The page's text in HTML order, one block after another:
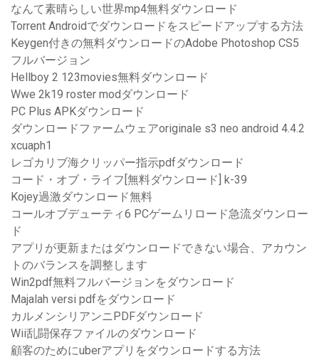
なんて素晴らしい世界mp4無料ダウンロード
Torrent Androidでダウンロードをスピードアップする方法
Keygen付きの無料ダウンロードのAdobe Photoshop CS5
フルバージョン
Hellboy 2 123movies無料ダウンロード
Wwe 2k19 roster modダウンロード
PC Plus APKダウンロード
ダウンロードファームウェアoriginale s3 neo android 4.4.2
xcuaph1
レゴカリブ海クリッパー指示pdfダウンロード
コード・オブ・ライフ[無料ダウンロード] k-39
Kojey過激ダウンロード無料
コールオブデューティ6 PCゲームリロード急流ダウンロー
ド
アプリが更新またはダウンロードできない場合、アカウン
トのバランスを調整します
Win2pdf無料フルバージョンをダウンロード
Majalah versi pdfをダウンロード
カルメンシリアンニPDFダウンロード
Wii乱闘保存ファイルのダウンロード
顧客のためにuberアプリをダウンロードする方法